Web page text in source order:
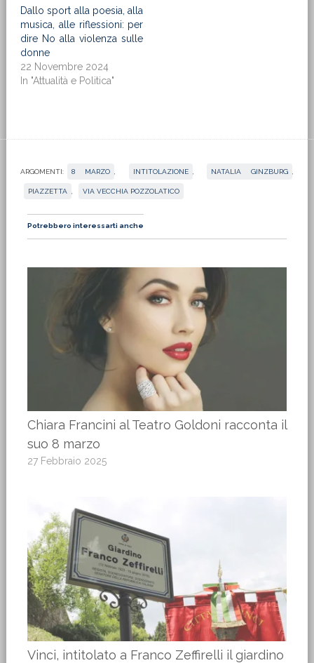
Dallo sport alla poesia, alla
musica, alle riflessioni: per
dire No alla violenza sulle
donne
22 Novembre 2024
In "Attualità e Politica"
ARGOMENTI: 8 MARZO INTITOLAZIONE NATALIA GINZBURG
PIAZZETTA VIA VECCHIA POZZOLATICO
Potrebbero interessarti anche
Chiara Francini al Teatro Goldoni racconta il
suo 8 marzo
27 Febbraio 2025
Vinci, intitolato a Franco Zeffirelli il giardino